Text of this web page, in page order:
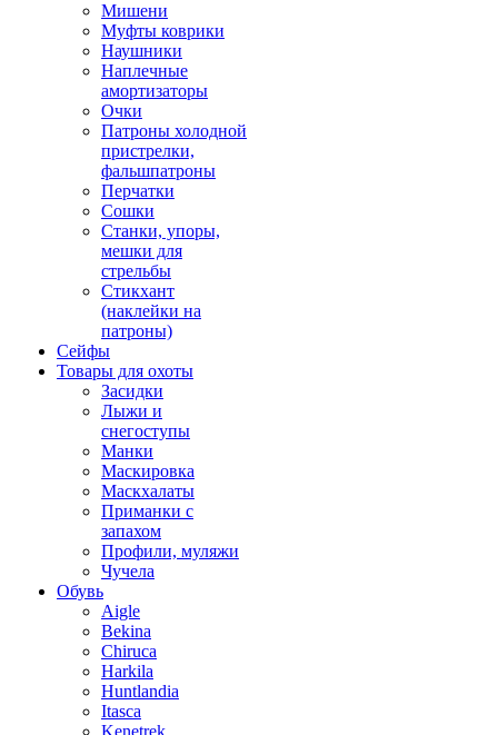
Мишени
Муфты коврики
Наушники
Наплечные
амортизаторы
Очки
Патроны холодной
пристрелки,
фальшпатроны
Перчатки
Сошки
Станки, упоры,
мешки для
стрельбы
Стикхант
(наклейки на
патроны)
Сейфы
Товары для охоты
Засидки
Лыжи и
снегоступы
Манки
Маскировка
Маскхалаты
Приманки с
запахом
Профили, муляжи
Чучела
Обувь
Aigle
Bekina
Chiruсa
Harkila
Huntlandia
Itasca
Kenetrek